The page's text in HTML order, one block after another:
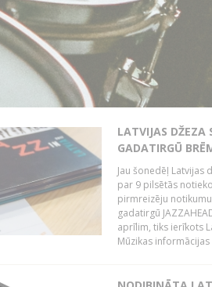
LATVIJAS DŽEZA
GADATIRGŪ
Jau šonedēļ Latvijas
par 9 pilsētās
pirmreizēju
gadatirgū
aprīlim, tiks ierīkots
Mūzikas informācijas